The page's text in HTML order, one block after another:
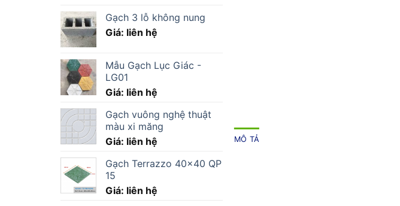
Gạch 3 lỗ không nung
Giá: liên hệ
Mẫu Gạch Lục Giác -
LG01
Giá: liên hệ
Gạch vuông nghệ thuật
màu xi măng
Giá: liên hệ
Gạch Terrazzo 40×40 QP
15
Giá: liên hệ
MÔ TẢ